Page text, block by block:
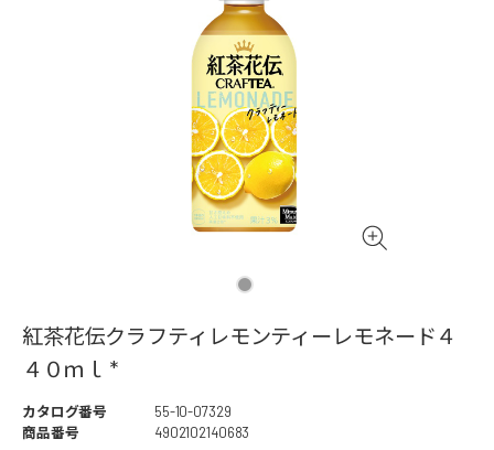
紅茶花伝クラフティレモンティーレモネード４
４０ｍｌ *
カタログ番号
55-10-07329
商品番号
4902102140683